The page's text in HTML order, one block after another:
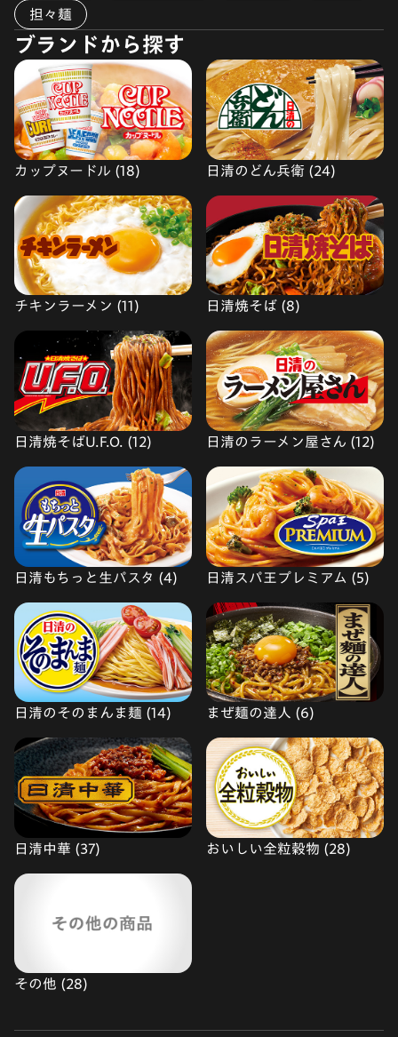
担々麺
ブランドから探す
カップヌードル (18) 日清のどん兵衛 (24)
チキンラーメン (11) 日清焼そば (8)
日清焼そばU.F.O. (12) 日清のラーメン屋さん (12)
日清もちっと生パスタ (4) 日清スパ王プレミアム (5)
日清のそのまんま麺 (14) まぜ麺の達人 (6)
日清中華 (37) おいしい全粒穀物 (28)
その他 (28)